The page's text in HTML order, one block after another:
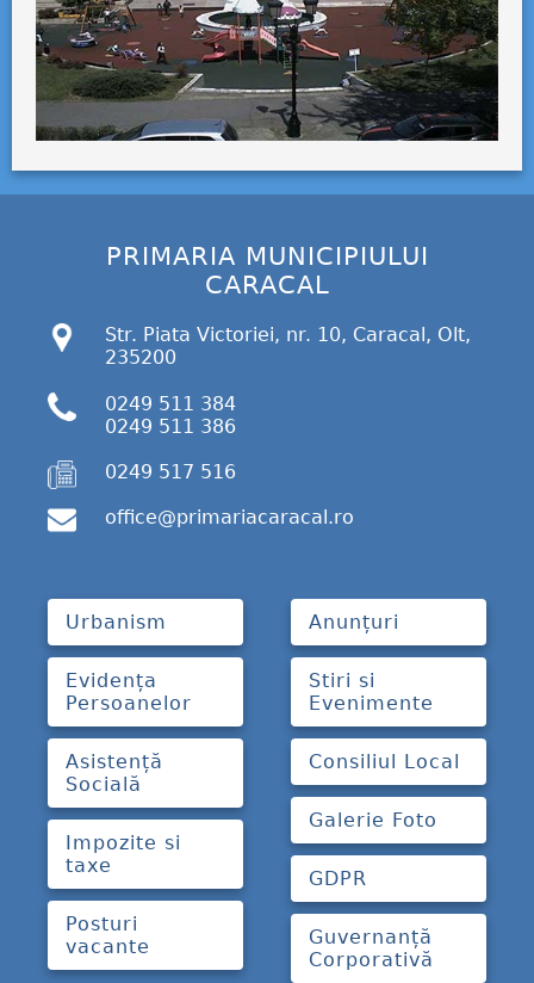
PRIMARIA MUNICIPIULUI
CARACAL
Str. Piata Victoriei, nr. 10, Caracal, Olt,
235200
0249 511 384
0249 511 386
0249 517 516
office@primariacaracal.ro
Urbanism
Evidența
Persoanelor
Asistență
Socială
Impozite si
taxe
Posturi
vacante
Anunțuri
Stiri si
Evenimente
Consiliul Local
Galerie Foto
GDPR
Guvernanță
Corporativă